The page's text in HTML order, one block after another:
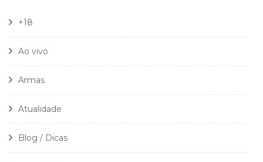
+18
Ao vivo
Armas
Atualidade
Blog / Dicas